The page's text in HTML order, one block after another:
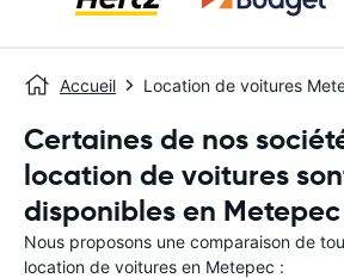
Accueil Location de voitures
Certaines de nos
location de voitures
disponibles en Metepec
Nous proposons une comparaison de
location de voitures en Metepec :